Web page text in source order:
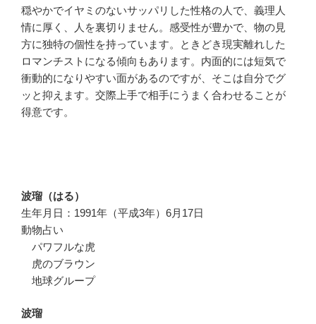
穏やかでイヤミのないサッパリした性格の人で、義理人
情に厚く、人を裏切りません。感受性が豊かで、物の見
方に独特の個性を持っています。ときどき現実離れした
ロマンチストになる傾向もあります。内面的には短気で
衝動的になりやすい面があるのですが、そこは自分でグ
ッと抑えます。交際上手で相手にうまく合わせることが
得意です。
波瑠（はる）
生年月日：1991年（平成3年）6月17日
動物占い
パワフルな虎
虎のブラウン
地球グループ
波瑠